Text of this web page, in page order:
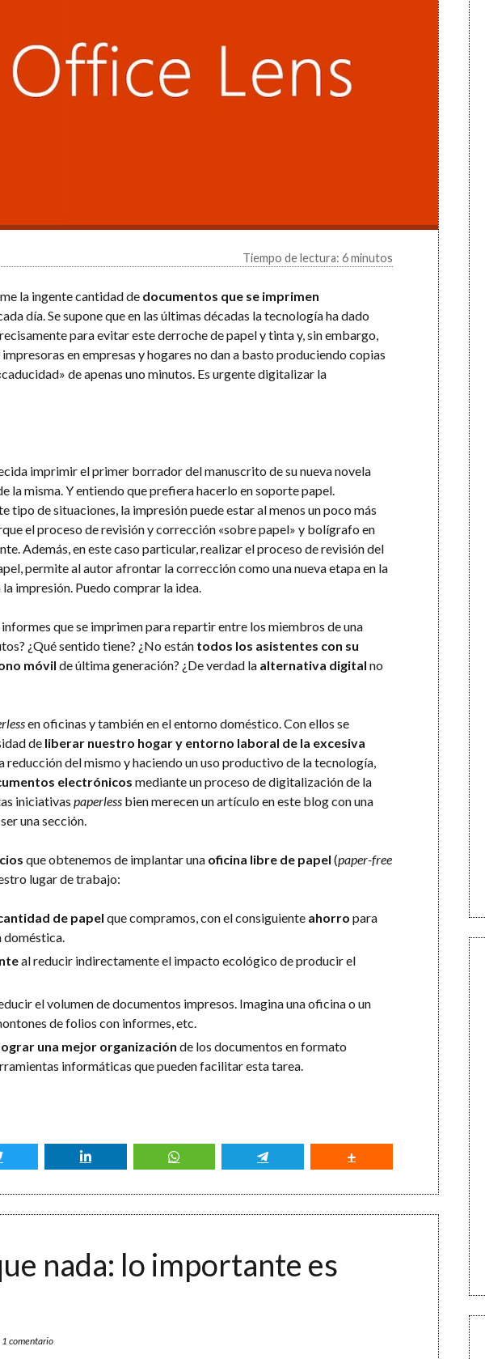
Tiempo de lectura: 6 minutos
la ingente cantidad de documentos que se imprimen
día. Se supone que en las últimas décadas la tecnología ha dado
para evitar este derroche de papel y tinta y, sin embargo,
en empresas y hogares no dan a basto produciendo copias
de apenas uno minutos. Es urgente digitalizar la
imprimir el primer borrador del manuscrito de su nueva novela
la misma. Y entiendo que prefiera hacerlo en soporte papel.
tipo de situaciones, la impresión puede estar al menos un poco más
el proceso de revisión y corrección «sobre papel» y bolígrafo en
Además, en este caso particular, realizar el proceso de revisión del
permite al autor afrontar la corrección como una nueva etapa en la
impresión. Puedo comprar la idea.
que se imprimen para repartir entre los miembros de una
¿Qué sentido tiene? ¿No están todos los asistentes con su
móvil de última generación? ¿De verdad la alternativa digital no
en oficinas y también en el entorno doméstico. Con ellos se
de liberar nuestro hogar y entorno laboral de la excesiva
reducción del mismo y haciendo un uso productivo de la tecnología,
electrónicos mediante un proceso de digitalización de la
iniciativas paperlessbien merecen un artículo en este blog con una
una sección.
que obtenemos de implantar una oficina libre de papel (paper-free
lugar de trabajo:
de papel que compramos, con el consiguiente ahorro para
doméstica.
al reducir indirectamente el impacto ecológico de producir el
el volumen de documentos impresos. Imagina una oficina o un
de folios con informes, etc.
una mejor organización de los documentos en formato
informáticas que pueden facilitar esta tarea.
nada: lo importante es
1 comentario